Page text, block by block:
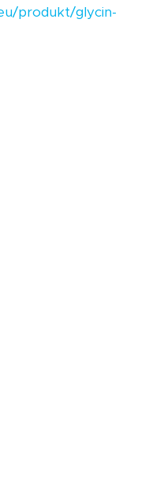
produkt/glycin-